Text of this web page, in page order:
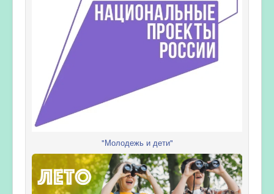
"Молодежь и дети"